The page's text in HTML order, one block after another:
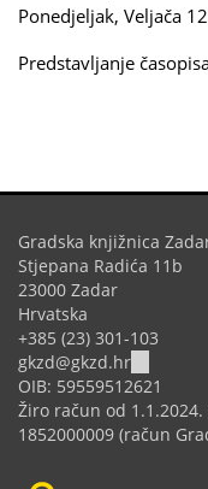
Ponedjeljak, Veljača
Predstavljanje
Gradska knjižnica
Stjepana Radića 11b
23000 Zadar
Hrvatska
+385 (23) 301-103
gkzd@gkzd.hr
sends
e-
mail)
OIB: 59559512621
Žiro račun od 1.1.2024.
1852000009 (račun